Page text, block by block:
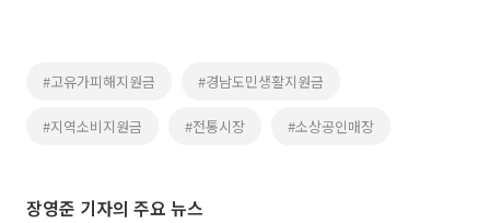
#고유가피해지원금 #경남도민생활지원금
#지역소비지원금 #전통시장 #소상공인매장
장영준 기자의 주요 뉴스